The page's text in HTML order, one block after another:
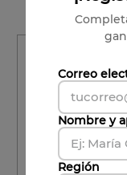
Región
Comuna
Comuna
Correo
Nombre y
Región